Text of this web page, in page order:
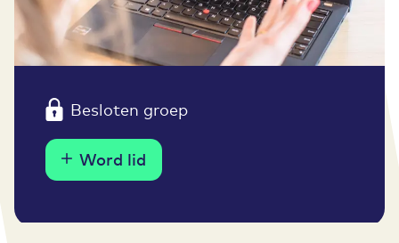
Besloten groep
Word lid